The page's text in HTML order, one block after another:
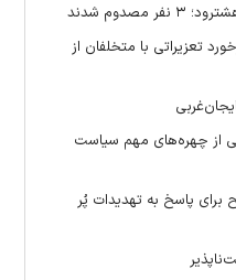
شدند
تعزیراتی با متخلفان از
از چهره‌های مهم سیاست
پاسخ به تهدیدات پُر